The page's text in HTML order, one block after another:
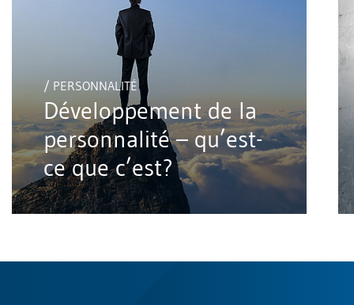
/ PERSONNALITÉ
Développement de la
personnalité – qu’est-
ce que c’est?